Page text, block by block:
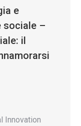
e
sociale –
il
Innovation